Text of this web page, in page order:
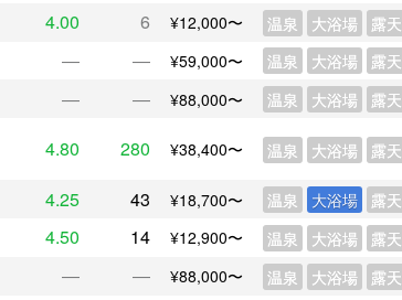
4.00 6 ¥12,000〜 温泉 大浴場 露天
― ― ¥59,000〜 温泉 大浴場 露天
― ― ¥88,000〜 温泉 大浴場 露天
4.80 280 ¥38,400〜 温泉 大浴場 露天
4.25 43 ¥18,700〜 温泉 大浴場 露天
4.50 14 ¥12,900〜 温泉 大浴場 露天
― ― ¥88,000〜 温泉 大浴場 露天